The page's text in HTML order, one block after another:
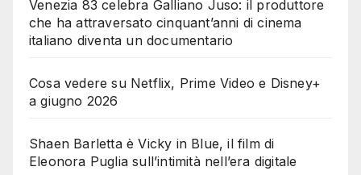
Venezia 83 celebra Galliano Juso: il produttore
che ha attraversato cinquant’anni di cinema
italiano diventa un documentario
Cosa vedere su Netflix, Prime Video e Disney+
a giugno 2026
Shaen Barletta è Vicky in Blue, il film di
Eleonora Puglia sull’intimità nell’era digitale